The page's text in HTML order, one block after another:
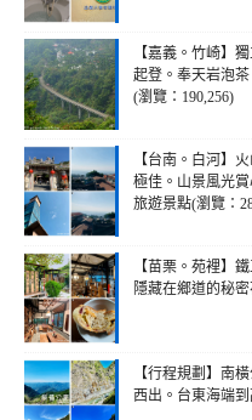
【嘉義。竹崎】
起登。奉天岩泡
(瀏覽：190,256)
【台南。白河】
極佳。山景風光
旅遊景點(瀏覽：
【苗栗。苑裡】
隱藏在鄉道的秘
【行程規劃】南
西出。台東海端